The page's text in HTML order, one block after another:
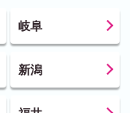
岐阜
新潟